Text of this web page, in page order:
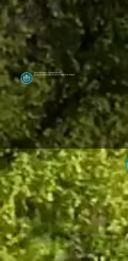
[newyear_garland]
Басейнове управління
водних ресурсів річок Прут та Сірет